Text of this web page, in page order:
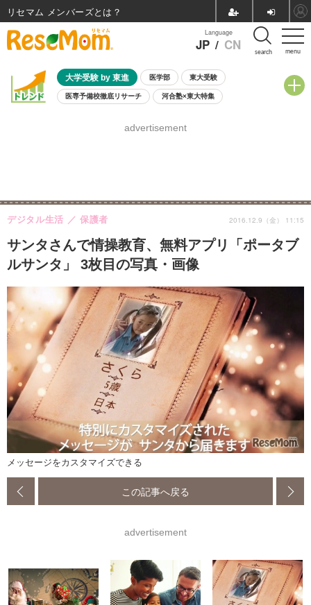
menu
Language
JP / CN search
大学受験 by 東進 医学部 東大受験
医専予備校徹底リサーチ 河合塾×東大特集
8月開催学校説明会・相談会
advertisement
サンタさんで情操教育、無料アプリ「ポータブ
ルサンタ」 3枚目の写真・画像
デジタル生活 保護者 2016.12.9（金） 11:15
メッセージをカスタマイズできる
この記事へ戻る
advertisement
リセマム メンバーズ